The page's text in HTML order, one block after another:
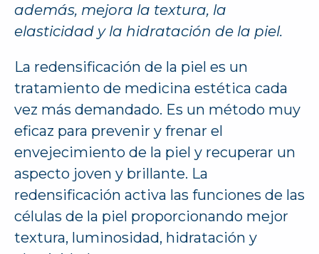
además, mejora la textura, la
elasticidad y la hidratación de la piel.
La redensificación de la piel es un
tratamiento de medicina estética cada
vez más demandado. Es un método muy
eficaz para prevenir y frenar el
envejecimiento de la piel y recuperar un
aspecto joven y brillante. La
redensificación activa las funciones de las
células de la piel proporcionando mejor
textura, luminosidad, hidratación y